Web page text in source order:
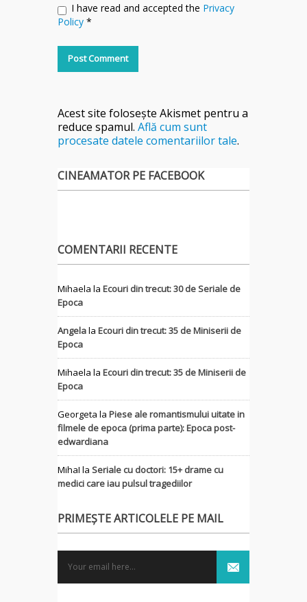
I have read and accepted the Privacy
Policy *
Acest site folosește Akismet pentru a
reduce spamul. Află cum sunt
procesate datele comentariilor tale.
CINEAMATOR PE FACEBOOK
COMENTARII RECENTE
Mihaela la Ecouri din trecut: 30 de Seriale de
Epoca
Angelala Ecouri din trecut: 35 de Miniserii de
Epoca
Mihaela la Ecouri din trecut: 35 de Miniserii de
Epoca
Georgeta la Piese ale romantismului uitate in
filmele de epoca (prima parte): Epoca post-
edwardiana
MihaI la Seriale cu doctori: 15+ drame cu
medici care iau pulsul tragediilor
PRIMEȘTE ARTICOLELE PE MAIL